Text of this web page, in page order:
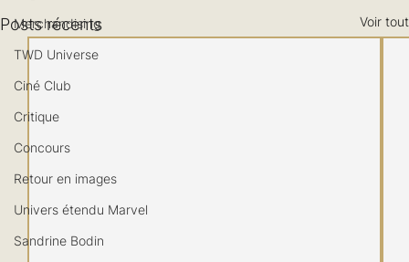
Merchandising
TWD Universe
Ciné Club
Critique
Concours
Retour en images
Univers étendu Marvel
Sandrine Bodin
Posts récents Voir tout